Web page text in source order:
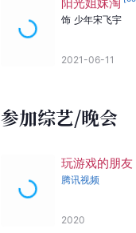
饰 少年宋飞宇
2021-06-11
参加综艺/晚会
玩游戏的朋友
腾讯视频
2020